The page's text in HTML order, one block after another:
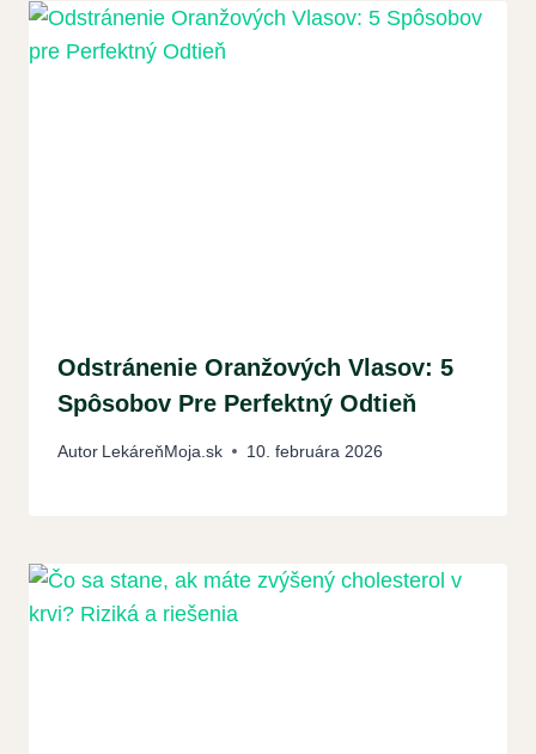
Odstránenie Oranžových Vlasov: 5
Spôsobov Pre Perfektný Odtieň
Autor LekáreňMoja.sk 10. februára 2026